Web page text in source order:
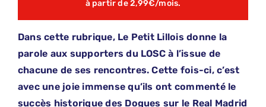
à partir de 2,99€/mois.
Dans cette rubrique, Le Petit Lillois donne la
parole aux supporters du LOSC à l’issue de
chacune de ses rencontres. Cette fois-ci, c’est
avec une joie immense qu’ils ont commenté le
succès historique des Dogues sur le Real Madrid